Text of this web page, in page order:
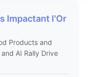
Impactant l'Or
Products and
AI Rally Drive